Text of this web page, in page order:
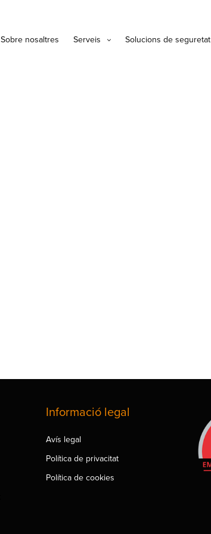
Sobre nosaltres Serveis Solucions de seguretat
Informació legal
Avís legal
Política de privacitat
Política de cookies